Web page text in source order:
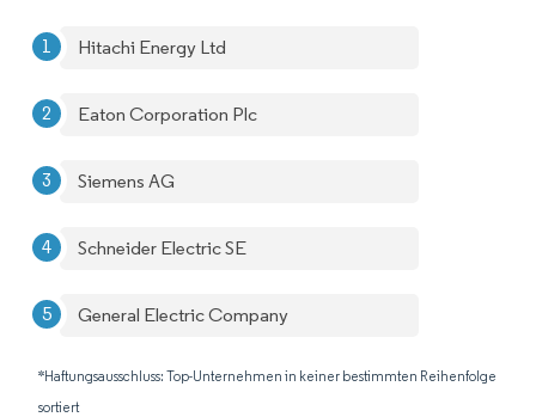
Hitachi Energy Ltd
Eaton Corporation Plc
Siemens AG
Schneider Electric SE
General Electric Company
*Haftungsausschluss: Top-Unternehmen in keiner bestimmten Reihenfolge
sortiert